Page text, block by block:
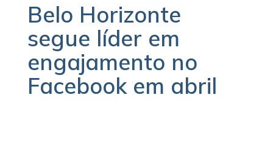
Belo Horizonte
segue líder em
engajamento no
Facebook em abril